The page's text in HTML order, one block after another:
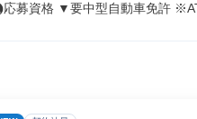
応募資格 ▼要中型自動車免許